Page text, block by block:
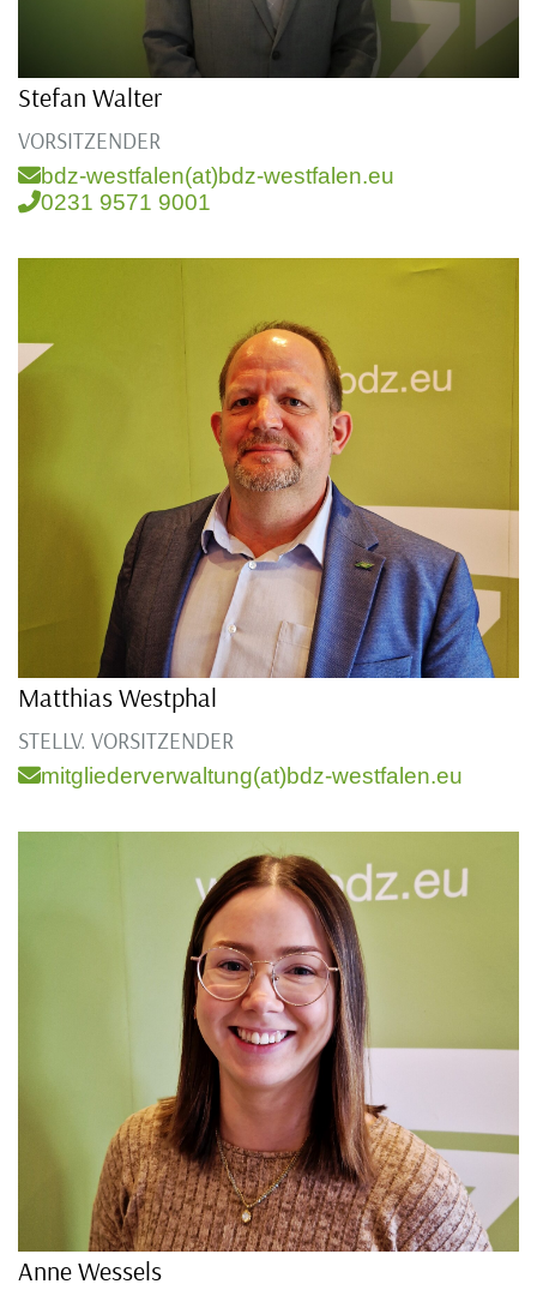
Stefan Walter
VORSITZENDER
bdz-westfalen(at)bdz-westfalen.eu
0231 9571 9001
Matthias Westphal
STELLV. VORSITZENDER
mitgliederverwaltung(at)bdz-westfalen.eu
Anne Wessels